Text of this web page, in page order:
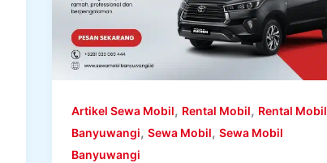
Artikel Sewa Mobil, Rental Mobil, Rental Mobil
Banyuwangi, Sewa Mobil, Sewa Mobil
Banyuwangi